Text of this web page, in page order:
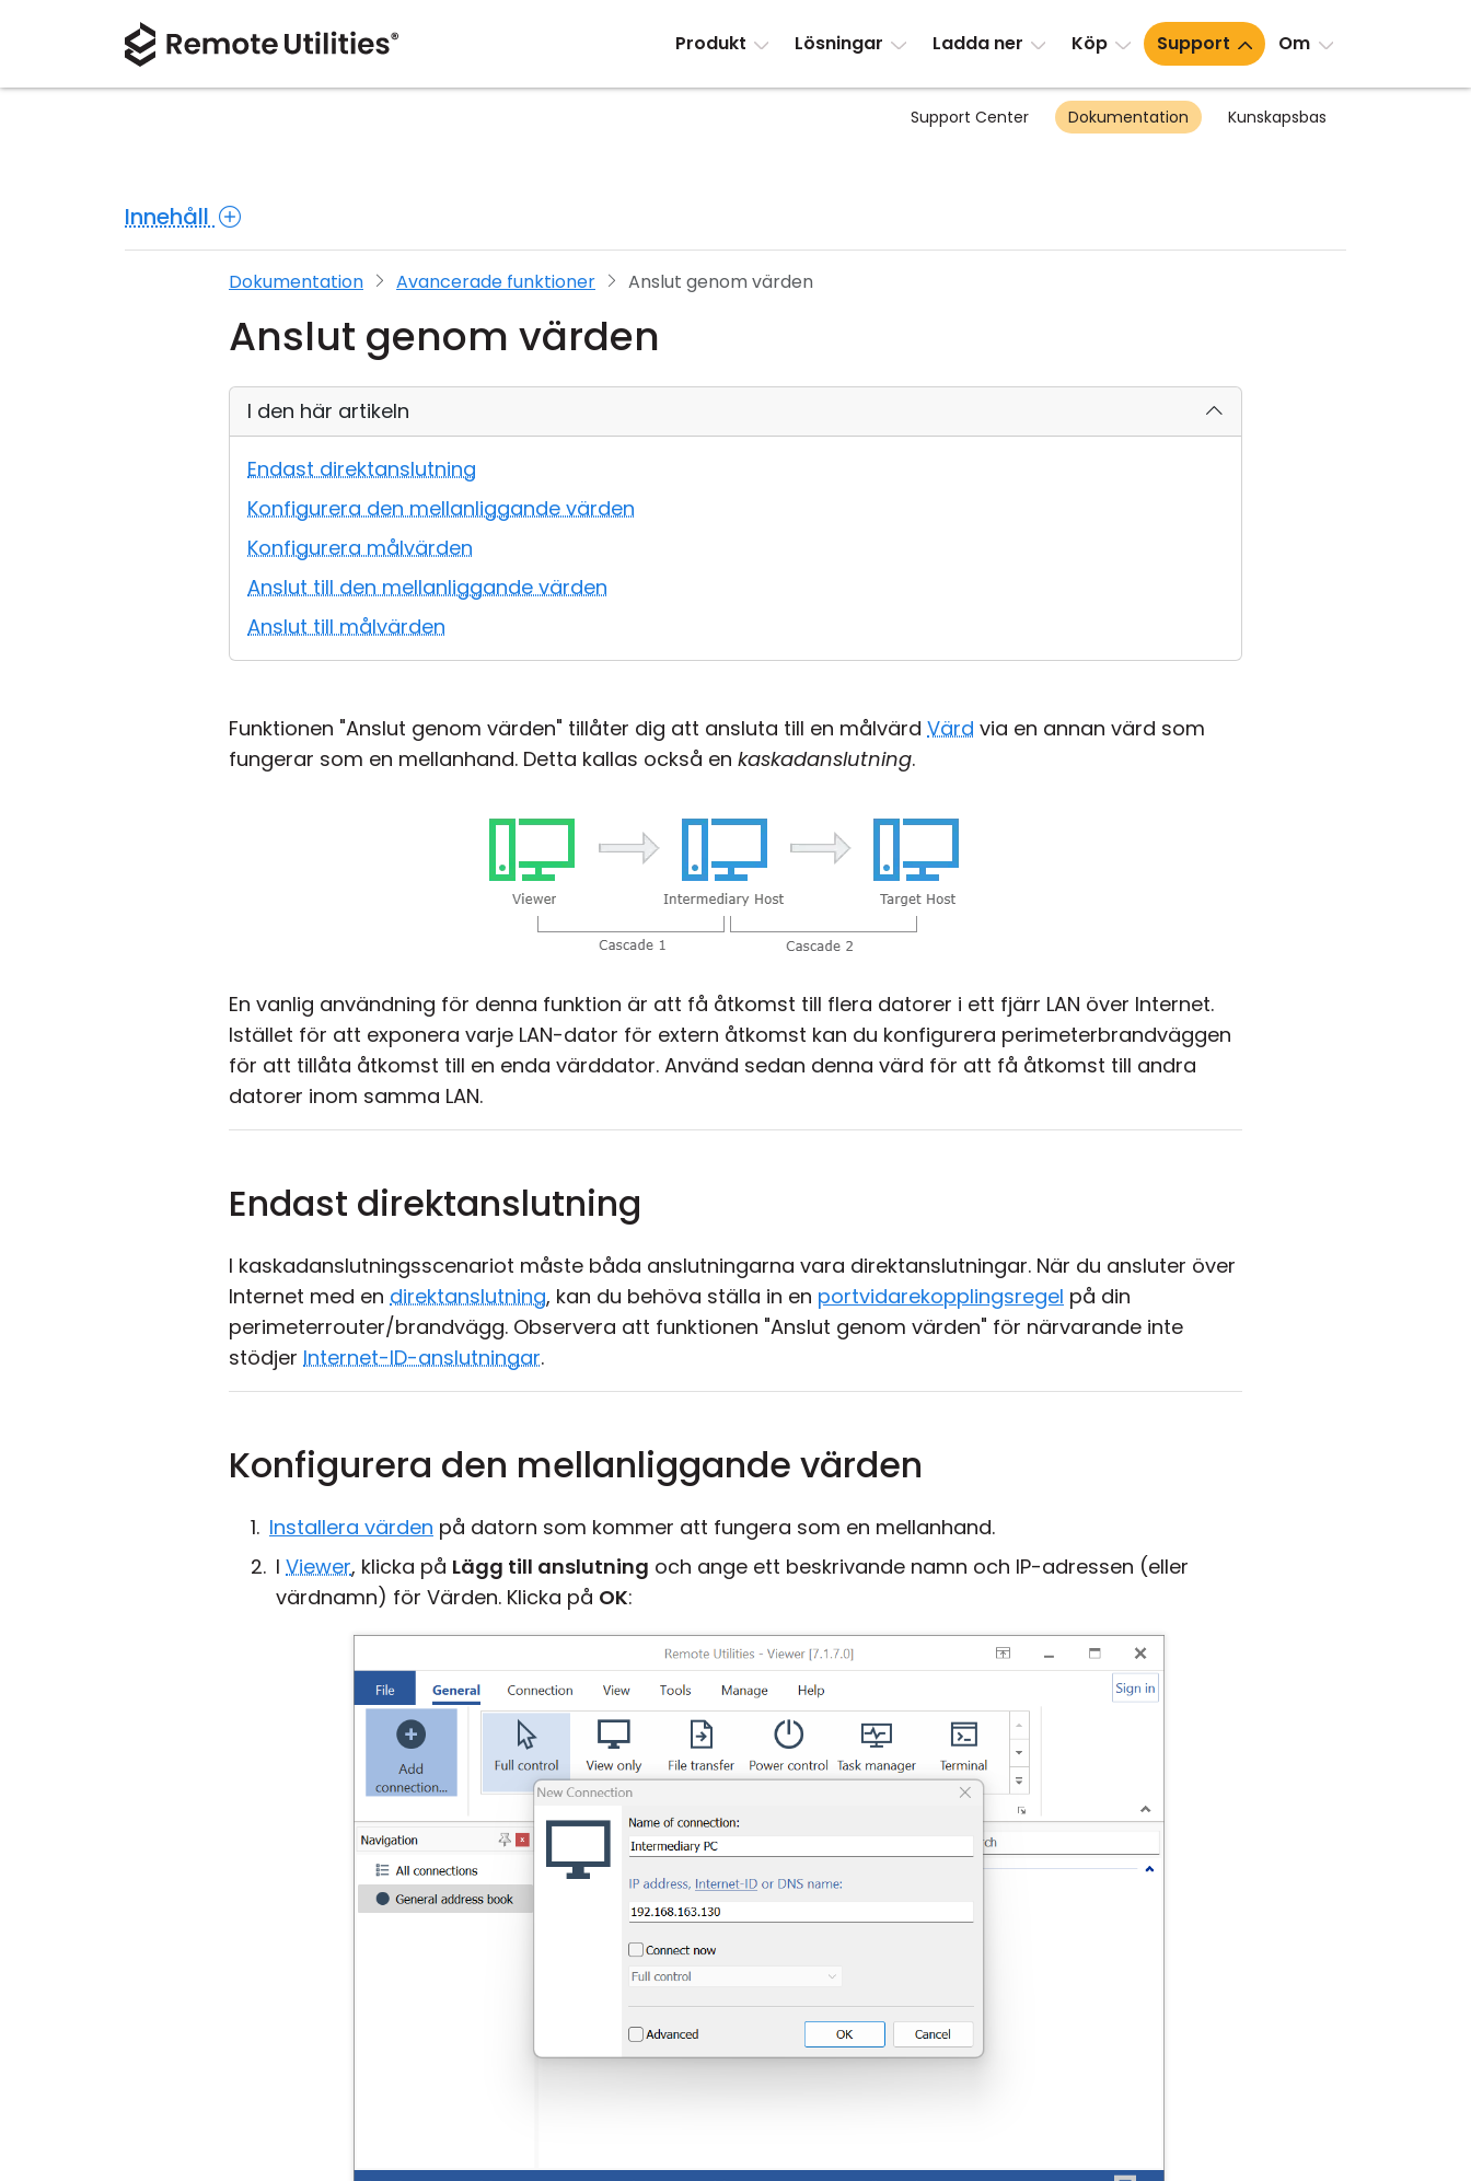
Produkt Lösningar Ladda ner Köp Support Om
Support Center Dokumentation Kunskapsbas
Innehåll
Dokumentation Avancerade funktioner Anslut genom värden
Anslut genom värden
I den här artikeln
Endast direktanslutning
Konfigurera den mellanliggande värden
Konfigurera målvärden
Anslut till den mellanliggande värden
Anslut till målvärden
Funktionen "Anslut genom värden" tillåter dig att ansluta till en målvärd Värd via en annan värd som
fungerar som en mellanhand. Detta kallas också en kaskadanslutning.
En vanlig användning för denna funktion är att få åtkomst till flera datorer i ett fjärr LAN över Internet.
Istället för att exponera varje LAN-dator för extern åtkomst kan du konfigurera perimeterbrandväggen
för att tillåta åtkomst till en enda värddator. Använd sedan denna värd för att få åtkomst till andra
datorer inom samma LAN.
Endast direktanslutning
I kaskadanslutningsscenariot måste båda anslutningarna vara direktanslutningar. När du ansluter över
Internet med en direktanslutning, kan du behöva ställa in en portvidarekopplingsregel på din
perimeterrouter/brandvägg. Observera att funktionen "Anslut genom värden" för närvarande inte
stödjer Internet-ID-anslutningar.
Konfigurera den mellanliggande värden
Installera värden på datorn som kommer att fungera som en mellanhand.
I Viewer, klicka på Lägg till anslutning och ange ett beskrivande namn och IP-adressen (eller
värdnamn) för Värden. Klicka på OK: